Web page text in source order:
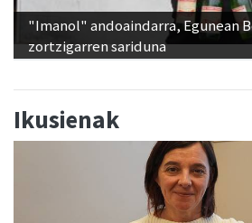
"Imanol" andoaindarra, Egunean
zortzigarren sariduna
Ikusienak